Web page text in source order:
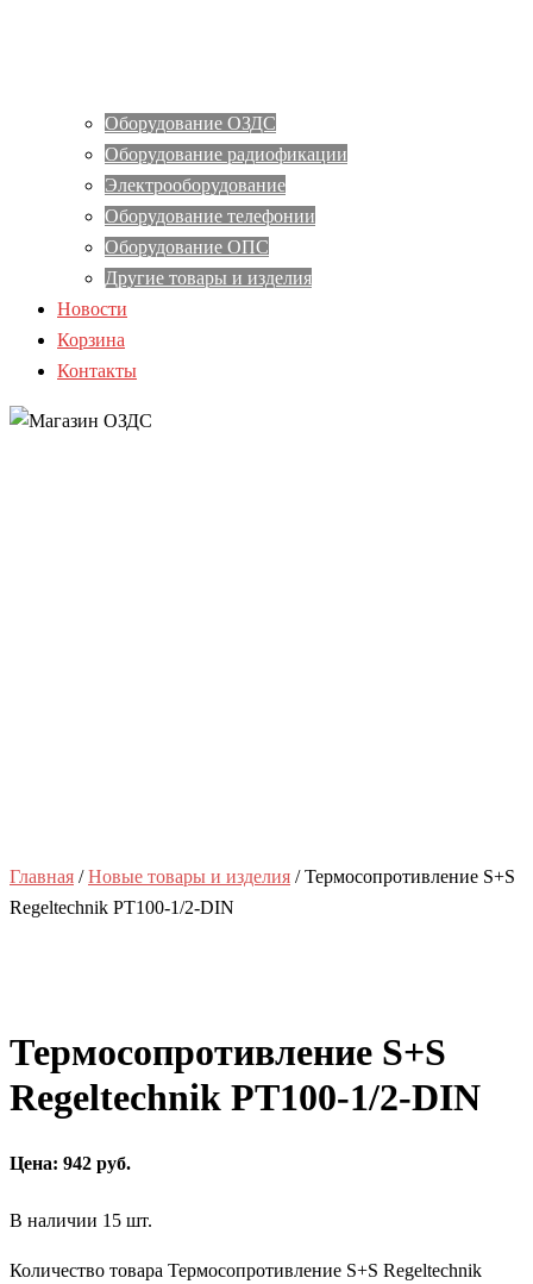
Оборудование ОЗДС
Оборудование радиофикации
Электрооборудование
Оборудование телефонии
Оборудование ОПС
Другие товары и изделия
Новости
Корзина
Контакты
Главная /Новые товары и изделия / Термосопротивление S+S
Regeltechnik PT100-1/2-DIN
Термосопротивление S+S
Regeltechnik PT100-1/2-DIN
Цена: 942 руб.
В наличии 15 шт.
Количество товара Термосопротивление S+S Regeltechnik